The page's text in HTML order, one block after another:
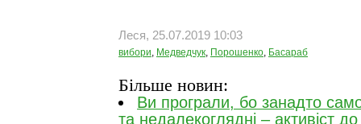
Леся, 25.07.2019 10:03
вибори, Медведчук, Порошенко, Басараб
Більше новин:
Ви програли, бо занадто
та недалекоглядні – активіст